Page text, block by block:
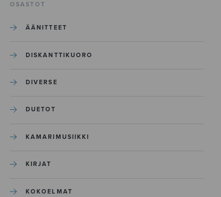
OSASTOT
ÄÄNITTEET
DISKANTTIKUORO
DIVERSE
DUETOT
KAMARIMUSIIKKI
KIRJAT
KOKOELMAT